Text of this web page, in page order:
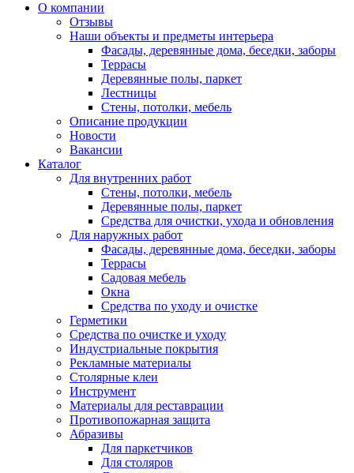
О компании
Отзывы
Наши объекты и предметы интерьера
Фасады, деревянные дома, беседки, заборы
Террасы
Деревянные полы, паркет
Лестницы
Стены, потолки, мебель
Описание продукции
Новости
Вакансии
Каталог
Для внутренних работ
Стены, потолки, мебель
Деревянные полы, паркет
Средства для очистки, ухода и обновления
Для наружных работ
Фасады, деревянные дома, беседки, заборы
Террасы
Садовая мебель
Окна
Средства по уходу и очистке
Герметики
Средства по очистке и уходу
Индустриальные покрытия
Рекламные материалы
Столярные клеи
Инструмент
Материалы для реставрации
Противопожарная защита
Абразивы
Для паркетчиков
Для столяров